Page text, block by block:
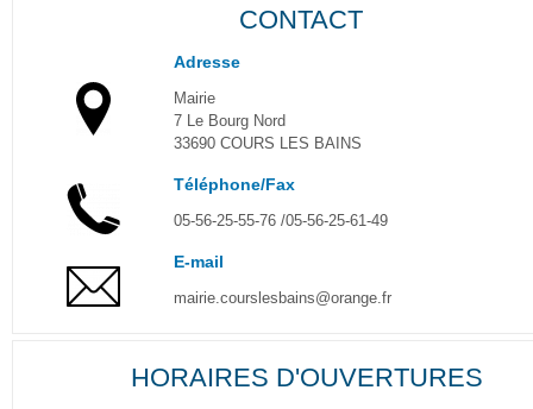
CONTACT
Adresse
Mairie
7 Le Bourg Nord
33690 COURS LES BAINS
Téléphone/Fax
05-56-25-55-76 /05-56-25-61-49
E-mail
mairie.courslesbains@orange.fr
HORAIRES D'OUVERTURES